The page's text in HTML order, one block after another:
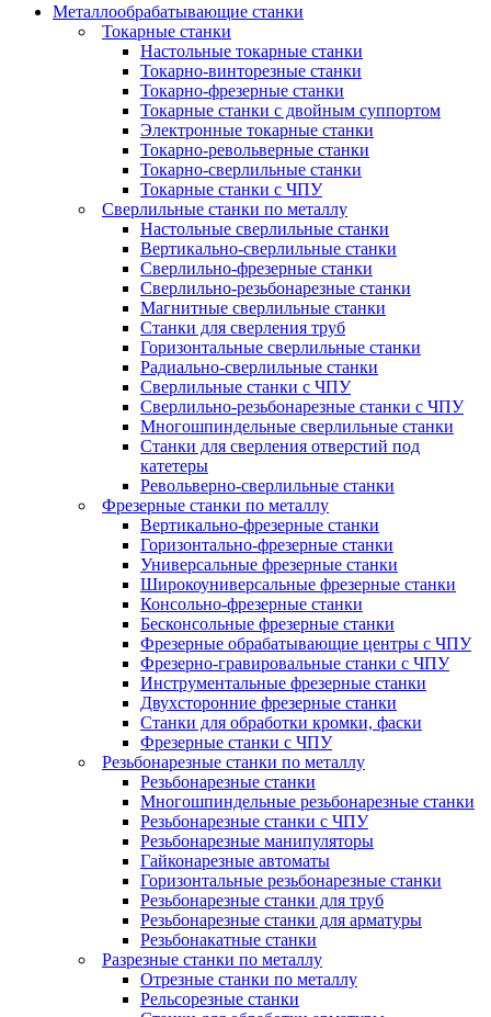
Металлообрабатывающие станки
Токарные станки
Настольные токарные станки
Токарно-винторезные станки
Токарно-фрезерные станки
Токарные станки с двойным суппортом
Электронные токарные станки
Токарно-револьверные станки
Токарно-сверлильные станки
Токарные станки с ЧПУ
Сверлильные станки по металлу
Настольные сверлильные станки
Вертикально-сверлильные станки
Сверлильно-фрезерные станки
Сверлильно-резьбонарезные станки
Магнитные сверлильные станки
Станки для сверления труб
Горизонтальные сверлильные станки
Радиально-сверлильные станки
Сверлильные станки с ЧПУ
Сверлильно-резьбонарезные станки с ЧПУ
Многошпиндельные сверлильные станки
Станки для сверления отверстий под
катетеры
Револьверно-сверлильные станки
Фрезерные станки по металлу
Вертикально-фрезерные станки
Горизонтально-фрезерные станки
Универсальные фрезерные станки
Широкоуниверсальные фрезерные станки
Консольно-фрезерные станки
Бесконсольные фрезерные станки
Фрезерные обрабатывающие центры с ЧПУ
Фрезерно-гравировальные станки с ЧПУ
Инструментальные фрезерные станки
Двухсторонние фрезерные станки
Станки для обработки кромки, фаски
Фрезерные станки с ЧПУ
Резьбонарезные станки по металлу
Резьбонарезные станки
Многошпиндельные резьбонарезные станки
Резьбонарезные станки с ЧПУ
Резьбонарезные манипуляторы
Гайконарезные автоматы
Горизонтальные резьбонарезные станки
Резьбонарезные станки для труб
Резьбонарезные станки для арматуры
Резьбонакатные станки
Разрезные станки по металлу
Отрезные станки по металлу
Рельсорезные станки